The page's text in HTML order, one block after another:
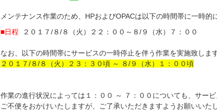
メンテナンス作業のため、HPおよびOPACは以下の時間帯に一時的
■日程 ２０１７/８/８（火）２２：００～８/９（水）７：００
なお、以下の時間帯にサービスの一時停止を伴う作業を実施致します
２０１７/８/８（火）２３：３０頃 ～ ８/９（水）１：００頃
作業の進行状況によっては１：００ ～ ７：００についても、サー
ご不便をおかけいたしますが、ご了承いただきますようお願いいたし